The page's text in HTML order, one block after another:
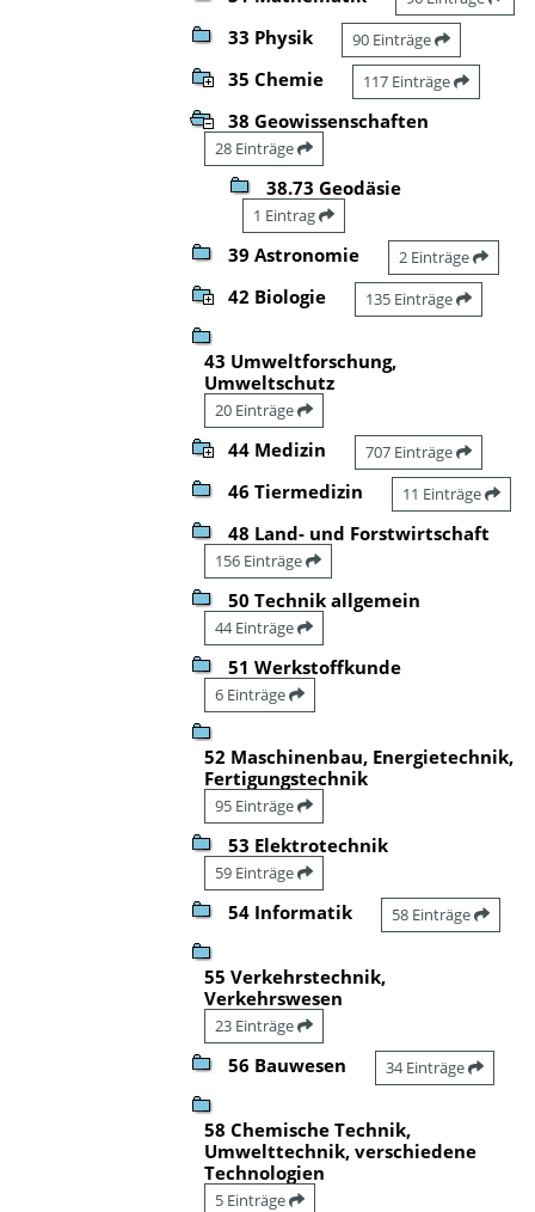
33 Physik 90 Einträge
35 Chemie 117 Einträge
38 Geowissenschaften
28 Einträge
38.73 Geodäsie
1 Eintrag
39 Astronomie 2 Einträge
42 Biologie 135 Einträge
43 Umweltforschung,
Umweltschutz
20 Einträge
44 Medizin 707 Einträge
46 Tiermedizin 11 Einträge
48 Land- und Forstwirtschaft
156 Einträge
50 Technik allgemein
44 Einträge
51 Werkstoffkunde
6 Einträge
52 Maschinenbau, Energietechnik,
Fertigungstechnik
95 Einträge
53 Elektrotechnik
59 Einträge
54 Informatik 58 Einträge
55 Verkehrstechnik,
Verkehrswesen
23 Einträge
56 Bauwesen 34 Einträge
58 Chemische Technik,
Umwelttechnik, verschiedene
Technologien
5 Einträge